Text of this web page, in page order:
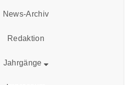
News-Archiv
Redaktion
Jahrgänge